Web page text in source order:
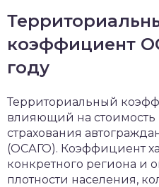
коэффициент
году
Территориальный
влияющий на стоимость
страхования
(ОСАГО). Коэффициент
конкретного региона и
плотности населения,